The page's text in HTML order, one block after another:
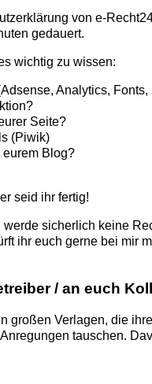
von e-
gedauert.
wichtig zu wissen:
Analytics,
Seite?
(Piwik)
eurem Blog?
seid ihr fertig!
werde sicherlich keine
ihr euch gerne bei mir
/ an euch
großen Verlagen, die
tauschen.